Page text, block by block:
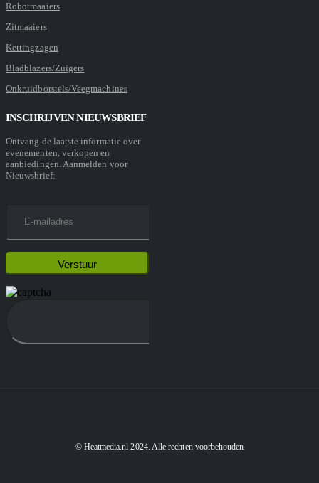
Robotmaaiers
Zitmaaiers
Kettingzagen
Bladblazers/Zuigers
Onkruidborstels/Veegmachines
INSCHRIJVEN NIEUWSBRIEF
Ontvang de laatste informatie over
evenementen, verkopen en
aanbiedingen. Aanmelden voor
Nieuwsbrief:
© Heatmedia.nl 2024. Alle rechten voorbehouden